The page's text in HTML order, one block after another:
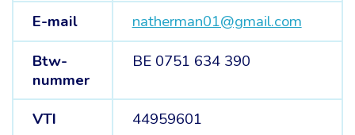
E-mail
natherman01@gmail.com
Btw-
nummer
BE 0751 634 390
VTI 44959601